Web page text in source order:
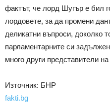
фактът, че лорд Шугър е бил
лордовете, за да промени
деликатни въпроси, доколко
парламентарните си
много други представители
Източник: БНР
fakti.bg